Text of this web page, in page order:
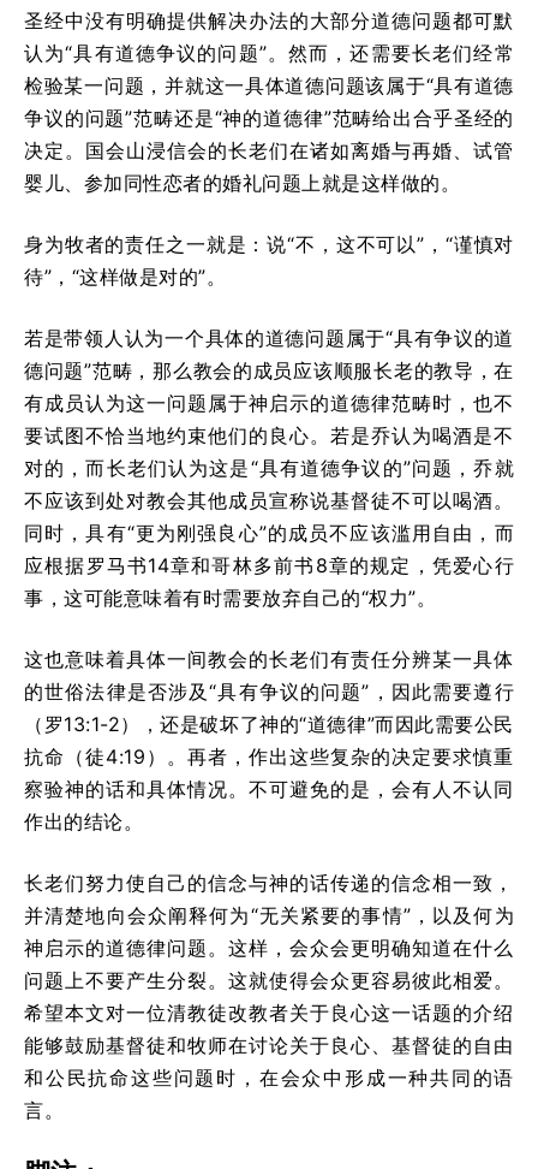
圣经中没有明确提供解决办法的大部分道德问题都可默
认为“具有道德争议的问题”。然而，还需要长老们经常
检验某一问题，并就这一具体道德问题该属于“具有道德
争议的问题”范畴还是“神的道德律”范畴给出合乎圣经的
决定。国会山浸信会的长老们在诸如离婚与再婚、试管
婴儿、参加同性恋者的婚礼问题上就是这样做的。
身为牧者的责任之一就是：说“不，这不可以”，“谨慎对
待”，“这样做是对的”。
若是带领人认为一个具体的道德问题属于“具有争议的道
德问题”范畴，那么教会的成员应该顺服长老的教导，在
有成员认为这一问题属于神启示的道德律范畴时，也不
要试图不恰当地约束他们的良心。若是乔认为喝酒是不
对的，而长老们认为这是“具有道德争议的”问题，乔就
不应该到处对教会其他成员宣称说基督徒不可以喝酒。
同时，具有“更为刚强良心”的成员不应该滥用自由，而
应根据罗马书14章和哥林多前书8章的规定，凭爱心行
事，这可能意味着有时需要放弃自己的“权力”。
这也意味着具体一间教会的长老们有责任分辨某一具体
的世俗法律是否涉及“具有争议的问题”，因此需要遵行
（罗13:1-2），还是破坏了神的“道德律”而因此需要公民
抗命（徒4:19）。再者，作出这些复杂的决定要求慎重
察验神的话和具体情况。不可避免的是，会有人不认同
作出的结论。
长老们努力使自己的信念与神的话传递的信念相一致，
并清楚地向会众阐释何为“无关紧要的事情”，以及何为
神启示的道德律问题。这样，会众会更明确知道在什么
问题上不要产生分裂。这就使得会众更容易彼此相爱。
希望本文对一位清教徒改教者关于良心这一话题的介绍
能够鼓励基督徒和牧师在讨论关于良心、基督徒的自由
和公民抗命这些问题时，在会众中形成一种共同的语
言。